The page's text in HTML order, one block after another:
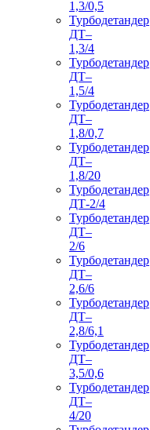
1,3/0,5
Турбодетандер
ДТ–
1,3/4
Турбодетандер
ДТ–
1,5/4
Турбодетандер
ДТ–
1,8/0,7
Турбодетандер
ДТ–
1,8/20
Турбодетандер
ДТ-2/4
Турбодетандер
ДТ–
2/6
Турбодетандер
ДТ–
2,6/6
Турбодетандер
ДТ–
2,8/6,1
Турбодетандер
ДТ–
3,5/0,6
Турбодетандер
ДТ–
4/20